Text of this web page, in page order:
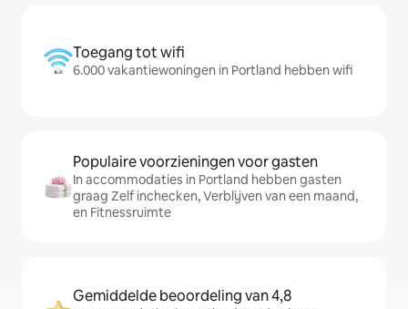
Toegang tot wifi
6.000 vakantiewoningen in Portland hebben wifi
Populaire voorzieningen voor gasten
In accommodaties in Portland hebben gasten
graag Zelf inchecken, Verblijven van een maand,
en Fitnessruimte
Gemiddelde beoordeling van 4,8